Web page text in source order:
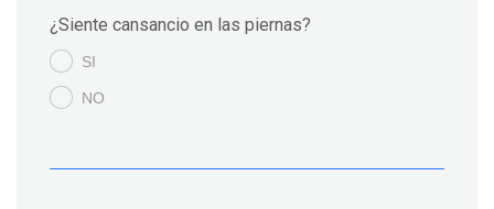
¿Siente cansancio en las piernas?
SI
NO